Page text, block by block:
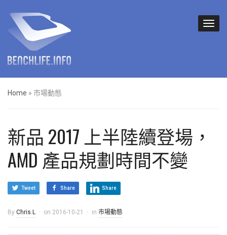
Home » 市場動態
新品 2017 上半陸續登場，
AMD 產品規劃時間不變
Tweet Share Share
By Chris.L on 2016-10-21 in 市場動態